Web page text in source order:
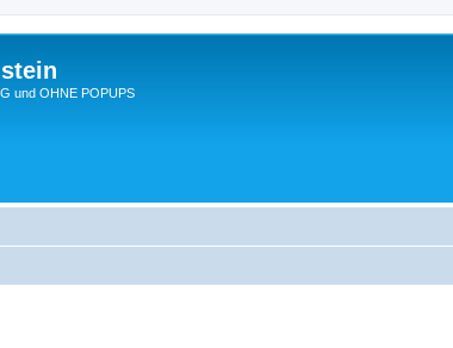
und OHNE POPUPS